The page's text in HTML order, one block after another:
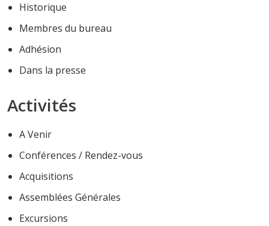
Historique
Membres du bureau
Adhésion
Dans la presse
Activités
A Venir
Conférences / Rendez-vous
Acquisitions
Assemblées Générales
Excursions